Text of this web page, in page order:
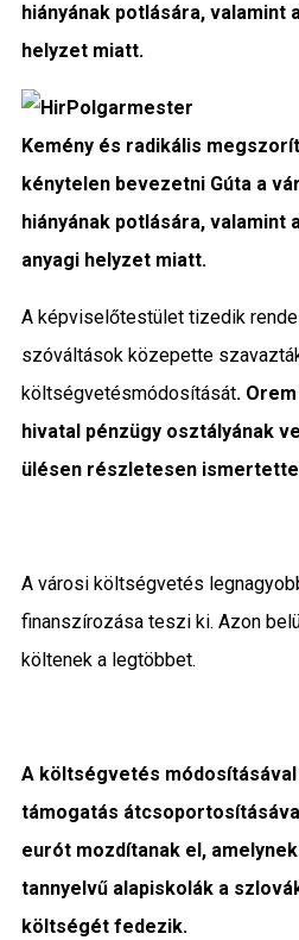
Időjárás
Interjú
Városunkról
PR
Sport
Kapcsolat
hiányának potlására, valamint
helyzet miatt.
Kemény és radikális
kénytelen bevezetni Gúta a
hiányának potlására, valamint
anyagi helyzet miatt.
A képviselőtestület tizedik
szóváltások közepette
költségvetésmódosítását.
hivatal pénzügy osztályának
ülésen részletesen
A városi költségvetés
finanszírozása teszi ki. Azon
költenek a legtöbbet.
A költségvetés
támogatás
eurót mozdítanak el,
tannyelvű alapiskolák a
költségét fedezik.